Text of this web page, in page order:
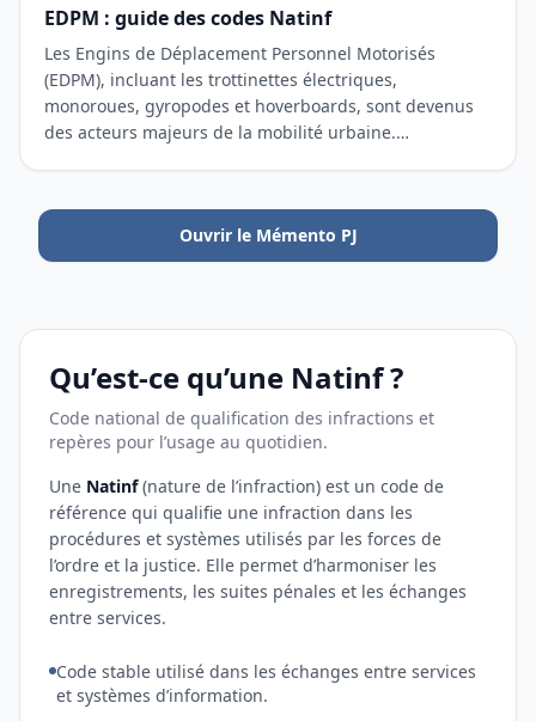
EDPM : guide des codes Natinf
Les Engins de Déplacement Personnel Motorisés
(EDPM), incluant les trottinettes électriques,
monoroues, gyropodes et hoverboards, sont devenus
des acteurs majeurs de la mobilité urbaine.
Ouvrir le Mémento PJ
Qu’est-ce qu’une Natinf ?
Code national de qualification des infractions et
repères pour l’usage au quotidien.
Une Natinf(nature de l’infraction) est un code de
référence qui qualifie une infraction dans les
procédures et systèmes utilisés par les forces de
l’ordre et la justice. Elle permet d’harmoniser les
enregistrements, les suites pénales et les échanges
entre services.
Code stable utilisé dans les échanges entre services
et systèmes d’information.